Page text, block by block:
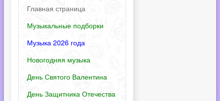
Главная страница
Музыкальные подборки
Музыка 2026 года
Новогодняя музыка
День Святого Валентина
День Защитника Отечества